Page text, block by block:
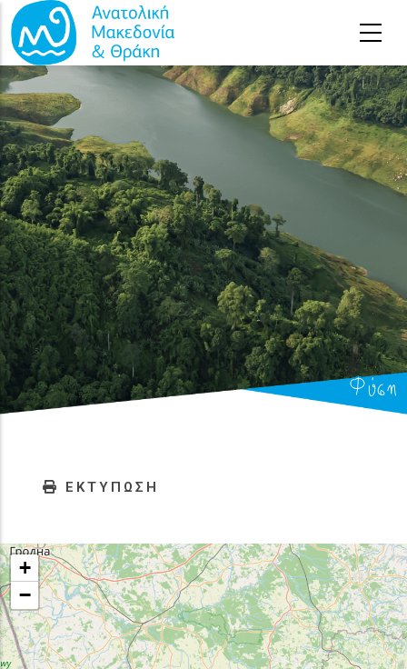
Παράκαμψη προς το κυρίως περιεχόμενο
Φύση
ΕΚΤΥΠΩΣΗ
+
−